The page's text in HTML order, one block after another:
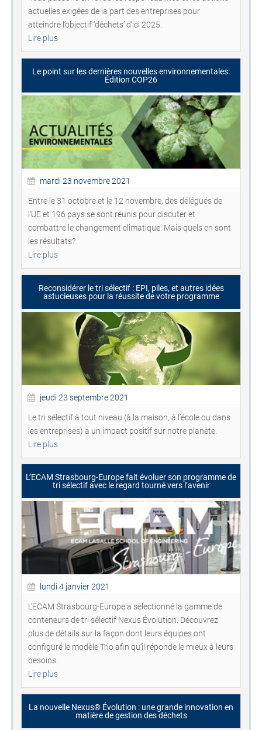
actuelles exigées de la part des entreprises pour
atteindre l’objectif ‘déchets’ d’ici 2025.
Lire plus
Le point sur les dernières nouvelles environnementales:
Édition COP26
mardi 23 novembre 2021
Entre le 31 octobre et le 12 novembre, des délégués de
l’UE et 196 pays se sont réunis pour discuter et
combattre le changement climatique. Mais quels en sont
les résultats?
Lire plus
Reconsidérer le tri sélectif : EPI, piles, et autres idées
astucieuses pour la réussite de votre programme
jeudi 23 septembre 2021
Le tri sélectif à tout niveau (à la maison, à l’école ou dans
les entreprises) a un impact positif sur notre planète.
Lire plus
L’ECAM Strasbourg-Europe fait évoluer son programme de
tri sélectif avec le regard tourné vers l’avenir
lundi 4 janvier 2021
L’ECAM Strasbourg-Europe a sélectionné la gamme de
conteneurs de tri sélectif Nexus Évolution. Découvrez
plus de détails sur la façon dont leurs équipes ont
configuré le modèle Trio afin qu’il réponde le mieux à leurs
besoins.
Lire plus
La nouvelle Nexus® Évolution : une grande innovation en
matière de gestion des déchets